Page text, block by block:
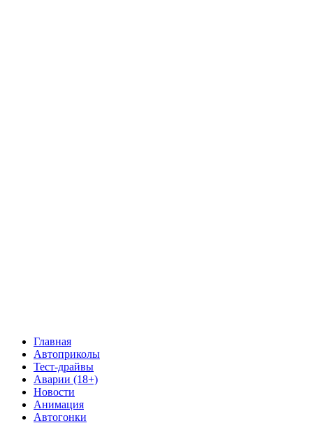
Главная
Автоприколы
Тест-драйвы
Аварии (18+)
Новости
Анимация
Автогонки